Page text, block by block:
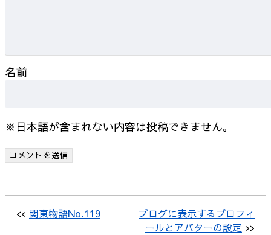
名前
※日本語が含まれない内容は投稿できません。
<< 関東物語No.119
ブログに表示するプロフィ
ールとアバターの設定 >>